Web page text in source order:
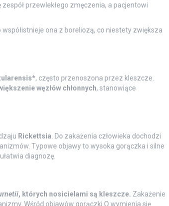
przewlekłego zmęczenia, a pacjentowi
ona z boreliozą, co niestety zwiększa
, często przenoszona przez kleszcze.
węzłów chłonnych, stanowiące
Rickettsia . Do zakażenia człowieka dochodzi
Typowe objawy to wysoka gorączka i silne
diagnozę.
, których nosicielami są kleszcze. Zakażenie
Wśród objawów gorączki Q wymienia się